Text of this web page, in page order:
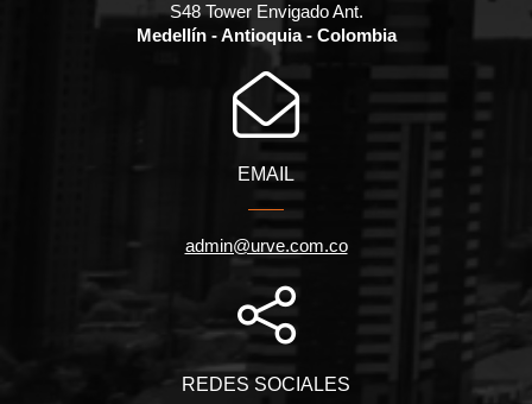
S48 Tower Envigado Ant.
Medellín - Antioquia - Colombia
EMAIL
admin@urve.com.co
REDES SOCIALES